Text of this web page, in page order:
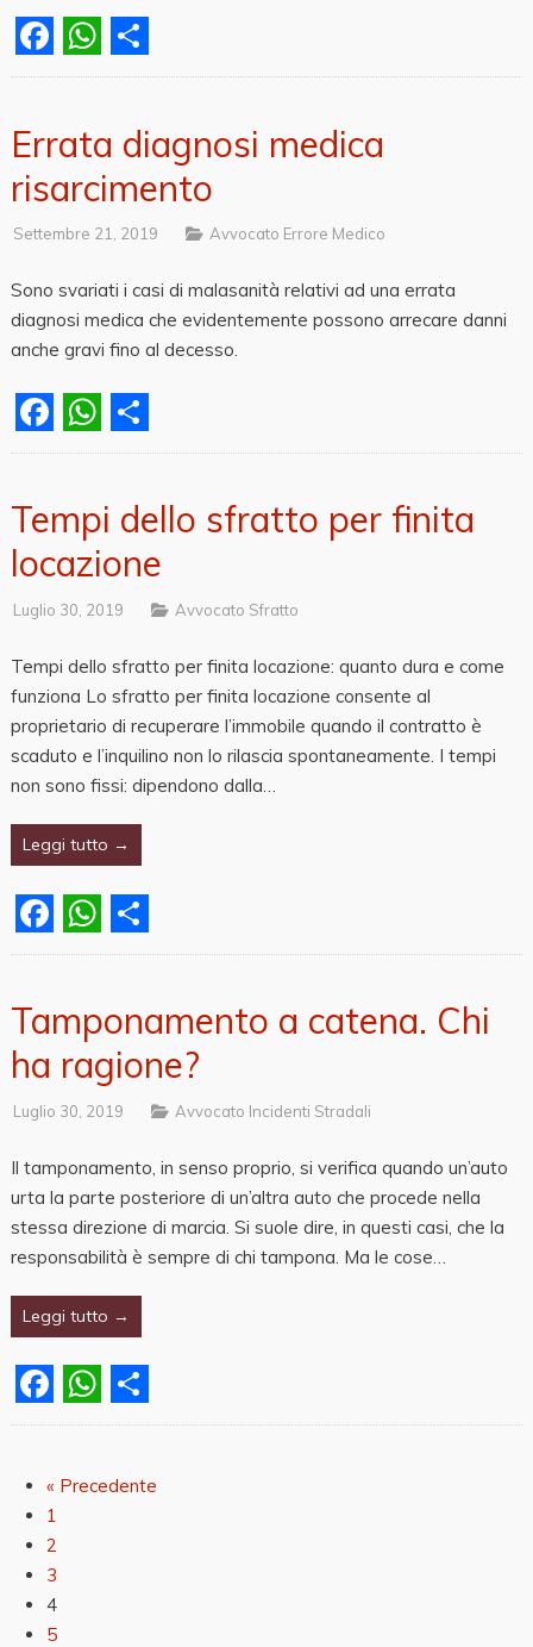
Facebook
WhatsApp
Share
Errata diagnosi medica
risarcimento
Settembre 21, 2019 Avvocato Errore Medico
Sono svariati i casi di malasanità relativi ad una errata
diagnosi medica che evidentemente possono arrecare danni
anche gravi fino al decesso.
Facebook
WhatsApp
Share
Tempi dello sfratto per finita
locazione
Luglio 30, 2019 Avvocato Sfratto
Tempi dello sfratto per finita locazione: quanto dura e come
funziona Lo sfratto per finita locazione consente al
proprietario di recuperare l’immobile quando il contratto è
scaduto e l’inquilino non lo rilascia spontaneamente. I tempi
non sono fissi: dipendono dalla…
Leggi tutto →
Facebook
WhatsApp
Share
Tamponamento a catena. Chi
ha ragione?
Luglio 30, 2019 Avvocato Incidenti Stradali
Il tamponamento, in senso proprio, si verifica quando un’auto
urta la parte posteriore di un’altra auto che procede nella
stessa direzione di marcia. Si suole dire, in questi casi, che la
responsabilità è sempre di chi tampona. Ma le cose…
Leggi tutto →
Facebook
WhatsApp
Share
« Precedente
1
2
3
4
5